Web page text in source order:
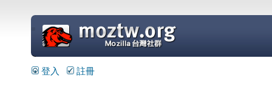
=
登入 註冊